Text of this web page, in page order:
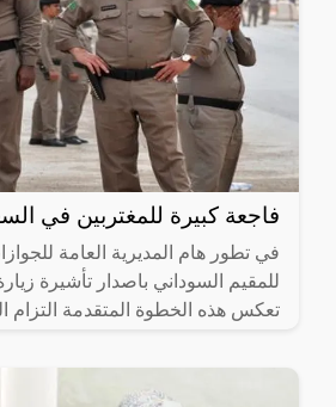
فاجعة كبيرة للمغتربين في
في تطور هام المديرية العامة
للمقيم السوداني باصدار تأشيرة
تعكس هذه الخطوة المتقدمة التزام